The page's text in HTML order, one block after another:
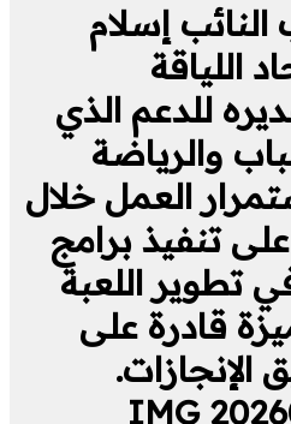
إسلام
اللياقة
للدعم الذي
والرياضة
العمل خلال
تنفيذ برامج
تطوير اللعبة
قادرة على
الإنجازات.